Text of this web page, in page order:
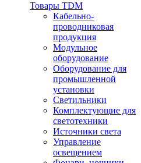
Товары TDM
Кабельно-
проводниковая
продукция
Модульное
оборудование
Оборудование для
промышленной
установки
Светильники
Комплектующие для
светотехники
Источники света
Управление
освещением